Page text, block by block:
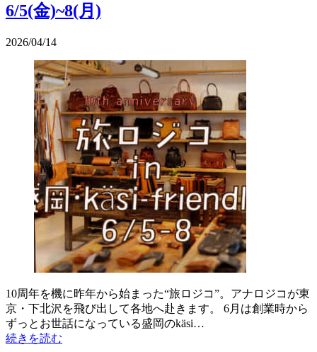
6/5(金)~8(月)
2026/04/14
10周年を機に昨年から始まった“旅ロジコ”。アナロジコが東
京・下北沢を飛び出して各地へ赴きます。 6月は創業時から
ずっとお世話になっている盛岡のkäsi…
続きを読む